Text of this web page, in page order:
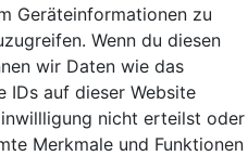
Geräteinformationen zu
Wenn du diesen
wir Daten wie das
IDs auf dieser Website
nicht erteilst oder
Merkmale und Funktionen